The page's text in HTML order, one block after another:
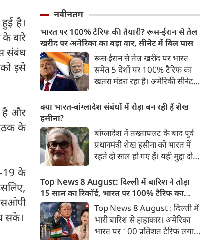
है।
के बारे
संबंध
इसे
है और
के
19 के
सके।
नवीनतम
भारत पर 100% टैरिफ की तैयारी? रूस-ईरान से तेल
खरीद पर अमेरिका का बड़ा वार, सीनेट में बिल पास
रूस-ईरान से तेल खरीद पर भारत
समेत 5 देशों पर 100% टैरिफ का
खतरा मंडरा रहा है। अमेरिकी सीनेट ने
अगर कांग्रेस से भी इस बिल को
डोनाल्ड ट्रंप के हस्ताक्षर के बाद
अमेरिका रूस-ईरान से तेल खरीद पर
भारत पर 100% टैरिफ का रास्ता
साफ हो जाएगा।
क्या भारत-बांग्लादेश संबंधों में रोड़ा बन रही हैं शेख
हसीना?
बांग्लादेश में तख्तापलट के बाद पूर्व
प्रधानमंत्री शेख हसीना को भारत में
रहते दो साल हो गए हैं। यही मुद्दा दोनों
सबसे बड़ा रोड़ा बना हुआ है। शेख
हसीना दोनों देशों के लिए बेहद अहम
हैं।
Top News 8 August: दिल्ली में बारिश ने तोड़ा
15 साल का रिकॉर्ड, भारत पर 100% टैरिफ का
खतरा; Gen Z पर कंगना का यू-टर्नTop News 8 August : दिल्ली में
भारी बारिश से हाहाकार। अमेरिका
भारत पर 100 प्रतिशत टैरिफ लगाने